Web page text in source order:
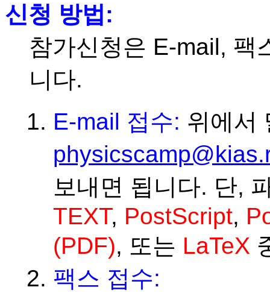
신청 방법:
참가신청은 E-mail, 팩
니다.
E-mail 접수: 위에서
보내면 됩니다. 단,
TEXT, PostScript,
(PDF), 또는 LaTeX
팩스 접수: